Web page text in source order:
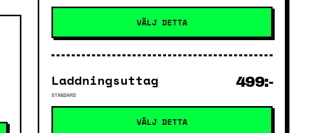
VÄLJ DETTA
Laddningsuttag
STANDARD
499:-
VÄLJ DETTA